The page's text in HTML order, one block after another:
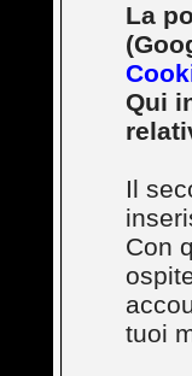
La
Qui
Il
Con
tuoi